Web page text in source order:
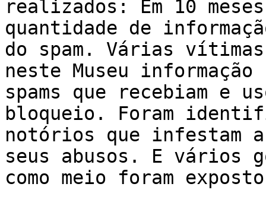
realizados: Em 10
quantidade de
do spam. Várias
neste Museu
spams que recebiam e
bloqueio. Foram
notórios que infestam
seus abusos. E vários
como meio foram